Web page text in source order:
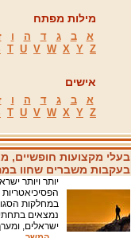
מילות מפתח
א ב ג ד ה ו
T U V W X Y Z
אישים
א ב ג ד ה ו
T U V W X Y Z
בעלי מקצועות חופשיים,
בעקבות משברים שחוו
יותר ויותר
במחלקות
ישראלים,